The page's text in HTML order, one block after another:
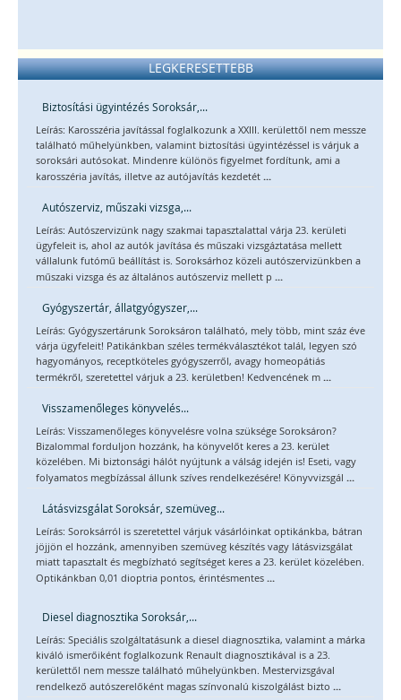
LEGKERESETTEBB
Biztosítási ügyintézés Soroksár,...
Leírás: Karosszéria javítással foglalkozunk a XXIII. kerülettől nem messze
található műhelyünkben, valamint biztosítási ügyintézéssel is várjuk a
soroksári autósokat. Mindenre különös figyelmet fordítunk, ami a
karosszéria javítás, illetve az autójavítás kezdetét ...
Autószerviz, műszaki vizsga,...
Leírás: Autószervizünk nagy szakmai tapasztalattal várja 23. kerületi
ügyfeleit is, ahol az autók javítása és műszaki vizsgáztatása mellett
vállalunk futómű beállítást is. Soroksárhoz közeli autószervizünkben a
műszaki vizsga és az általános autószerviz mellett p ...
Gyógyszertár, állatgyógyszer,...
Leírás: Gyógyszertárunk Soroksáron található, mely több, mint száz éve
várja ügyfeleit! Patikánkban széles termékválasztékot talál, legyen szó
hagyományos, receptköteles gyógyszerről, avagy homeopátiás
termékről, szeretettel várjuk a 23. kerületben! Kedvencének m ...
Visszamenőleges könyvelés...
Leírás: Visszamenőleges könyvelésre volna szüksége Soroksáron?
Bizalommal forduljon hozzánk, ha könyvelőt keres a 23. kerület
közelében. Mi biztonsági hálót nyújtunk a válság idején is! Eseti, vagy
folyamatos megbízással állunk szíves rendelkezésére! Könyvvizsgál ...
Látásvizsgálat Soroksár, szemüveg...
Leírás: Soroksárról is szeretettel várjuk vásárlóinkat optikánkba, bátran
jöjjön el hozzánk, amennyiben szemüveg készítés vagy látásvizsgálat
miatt tapasztalt és megbízható segítséget keres a 23. kerület közelében.
Optikánkban 0,01 dioptria pontos, érintésmentes ...
Diesel diagnosztika Soroksár,...
Leírás: Speciális szolgáltatásunk a diesel diagnosztika, valamint a márka
kiváló ismerőiként foglalkozunk Renault diagnosztikával is a 23.
kerülettől nem messze található műhelyünkben. Mestervizsgával
rendelkező autószerelőként magas színvonalú kiszolgálást bizto ...